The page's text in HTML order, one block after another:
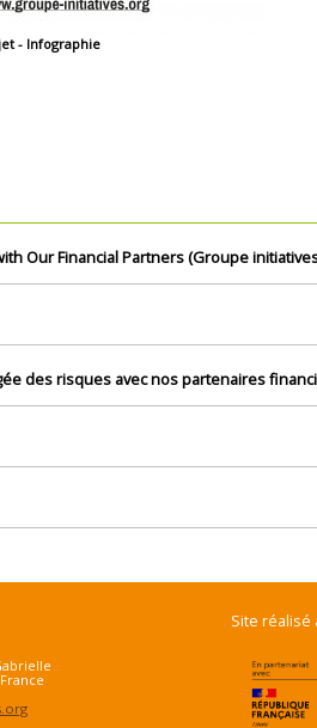
- Infographie
Our Financial Partners (Groupe
des risques avec nos partenaires
Site réalisé